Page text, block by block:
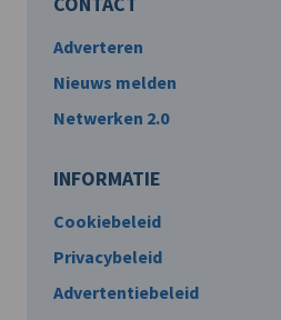
Adverteren
Nieuws melden
Netwerken 2.0
INFORMATIE
Cookiebeleid
Privacybeleid
Advertentiebeleid